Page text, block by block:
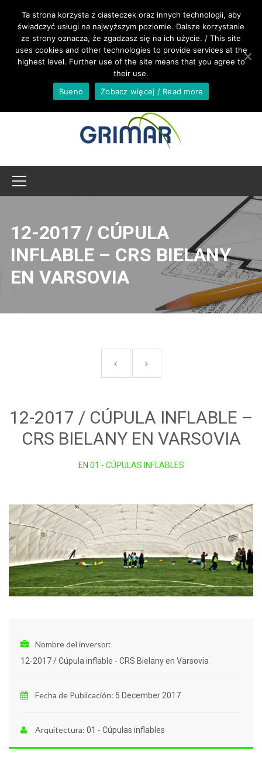
LLAMANOS +34 679 849 067
INTERNATIONAL@GRIMAR.EU
12-2017 / CÚPULA
INFLABLE – CRS BIELANY
EN VARSOVIA
12-2017 / CÚPULA INFLABLE –
CRS BIELANY EN VARSOVIA
EN 01 - CÚPULAS INFLABLES
Nombre del inversor:
12-2017 / Cúpula inflable - CRS Bielany en Varsovia
Fecha de Publicación: 5 December 2017
Arquitectura: 01 - Cúpulas inflables
Ta strona korzysta z ciasteczek oraz innych technologii, aby
świadczyć usługi na najwyższym poziomie. Dalsze korzystanie
ze strony oznacza, że zgadzasz się na ich użycie. / This site
uses cookies and other technologies to provide services at the
highest level. Further use of the site means that you agree to
their use.
Bueno
Zobacz więcej / Read more